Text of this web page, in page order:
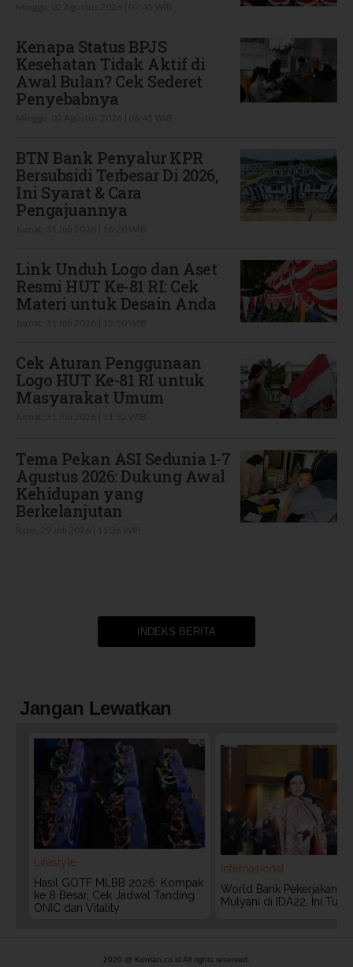
Kenapa Status BPJS
Kesehatan Tidak Aktif di
Awal Bulan? Cek Sederet
Penyebabnya
BTN Bank Penyalur KPR
Bersubsidi Terbesar Di 2026,
Ini Syarat & Cara
Pengajuannya
Link Unduh Logo dan Aset
Resmi HUT Ke-81 RI: Cek
Materi untuk Desain Anda
Cek Aturan Penggunaan
Logo HUT Ke-81 RI untuk
Masyarakat Umum
Tema Pekan ASI Sedunia 1-7
Agustus 2026: Dukung Awal
Kehidupan yang
Berkelanjutan
INDEKS BERITA
Jangan Lewatkan
Lifestyle
Hasil GOTF MLBB 2026: Kompak
ke 8 Besar, Cek Jadwal Tanding
ONIC dan Vitality
Internasional
World Bank Pekerjakan
Mulyani di IDA22, Ini
2020 @ Kontan.co.id All rights reserved.